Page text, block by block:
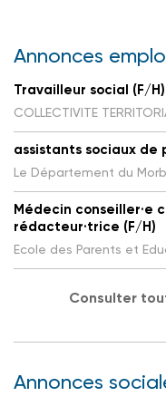
Annonces
Travailleur social (F/H)
COLLECTIVITE
assistants sociaux de
Le Département du
Médecin conseiller·e
rédacteur·trice (F/H)
Ecole des Parents et
Consulter
Annonces